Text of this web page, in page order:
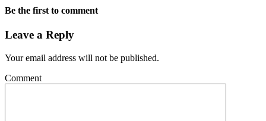
Be the first to comment
Leave a Reply
Your email address will not be published.
Comment